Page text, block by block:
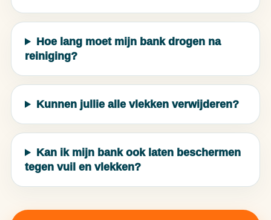
Hoe lang moet mijn bank drogen na
reiniging?
Kunnen jullie alle vlekken verwijderen?
Kan ik mijn bank ook laten beschermen
tegen vuil en vlekken?